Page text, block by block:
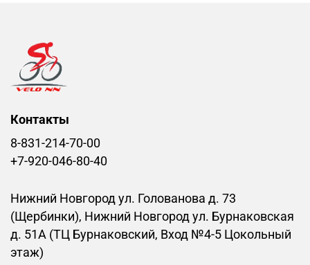
Контакты
8-831-214-70-00
+7-920-046-80-40
Нижний Новгород ул. Голованова д. 73
(Щербинки), Нижний Новгород ул. Бурнаковская
д. 51А (ТЦ Бурнаковский, Вход №4-5 Цокольный
этаж)